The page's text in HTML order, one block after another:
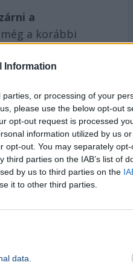
Information
or processing of your
please use the below opt-out
opt-out request is processed
information utilized by us
opt-out. You may separately
parties on the IAB’s list of
by us to third parties on the
it to other third parties.
data.
a
a korábbi
el. Magyar
abban
Metsola a
közös